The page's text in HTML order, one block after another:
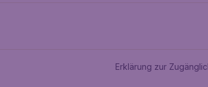
Erklärung zur